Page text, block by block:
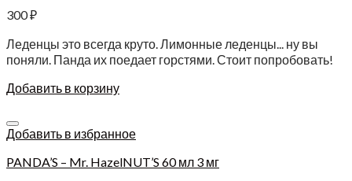
300₽
Леденцы это всегда круто. Лимонные леденцы... ну вы
поняли. Панда их поедает горстями. Стоит попробовать!
Добавить в корзину
Добавить в избранное
PANDA’S – Mr. HazelNUT’S 60 мл 3 мг